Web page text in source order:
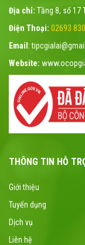
Địa chỉ: Tầng 8, số 17
Điện Thoại: 02693
Email :
Website:
THÔNG TIN HỖ
Giới thiệu
Tuyển dụng
Dịch vụ
Liên hệ